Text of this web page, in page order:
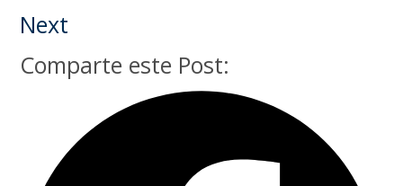
Next
Comparte este Post: